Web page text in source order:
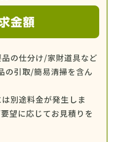
の仕分け/家財道具など
の引取/簡易清掃を含ん
別途料金が発生しま
望に応じてお見積りを